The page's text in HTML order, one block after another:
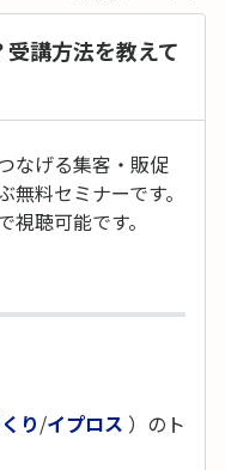
講方法を教えて
なげる集客・販促
料セミナーです。
聴可能です。
り/イプロス ）のト